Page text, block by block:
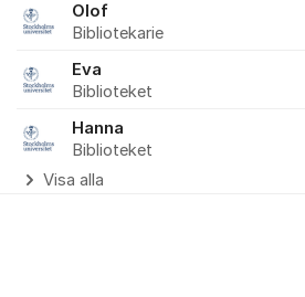
Olof
Bibliotekarie
Eva
Biblioteket
Hanna
Biblioteket
Visa alla